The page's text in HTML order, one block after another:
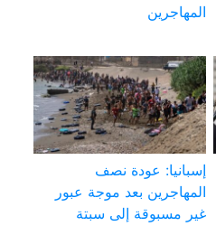
المهاجرين
إسبانيا: عودة نصف
المهاجرين بعد موجة عبور
غير مسبوقة إلى سبتة